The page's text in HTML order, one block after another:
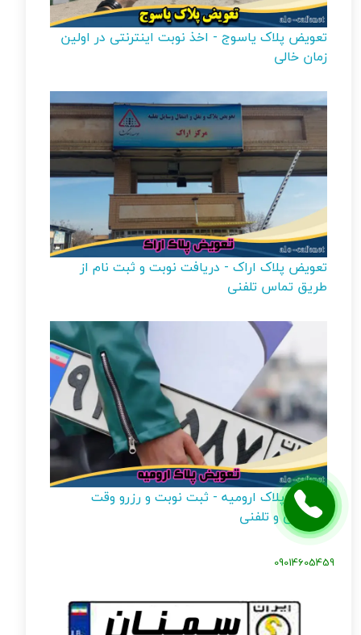
تعویض پلاک یاسوج - اخذ نوبت اینترنتی در اولین
زمان خالی
تعویض پلاک اراک - دریافت نوبت و ثبت نام از
طریق تماس تلفنی
تعویض پلاک ارومیه - ثبت نوبت و رزرو وقت
اینترنتی و تلفنی
09014605459